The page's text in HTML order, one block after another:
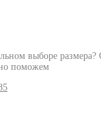
выборе размера?
поможем